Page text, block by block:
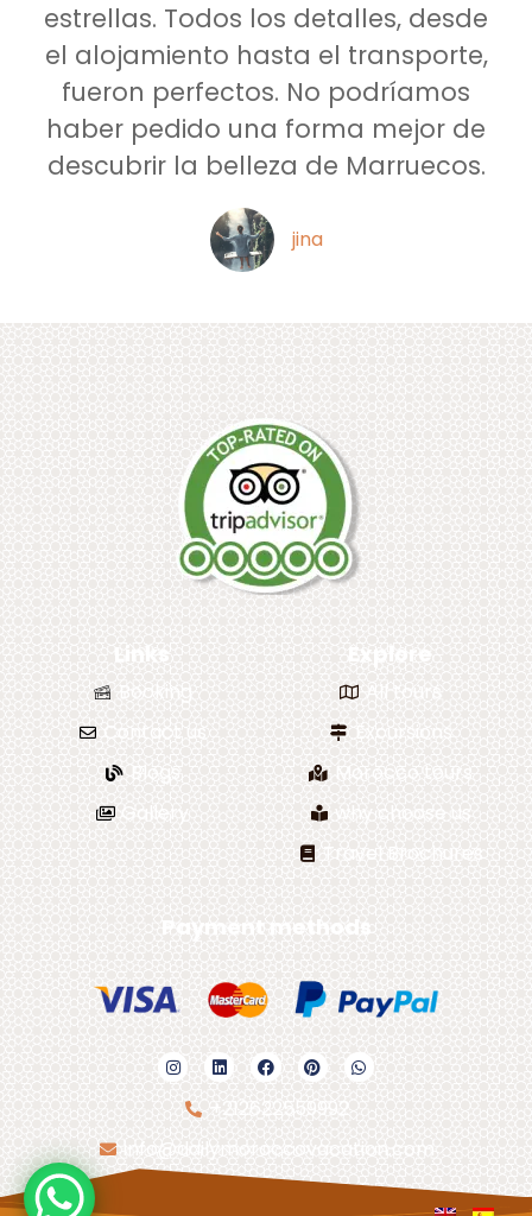
estrellas. Todos los detalles, desde
el alojamiento hasta el transporte,
fueron perfectos. No podríamos
haber pedido una forma mejor de
descubrir la belleza de Marruecos.
jina